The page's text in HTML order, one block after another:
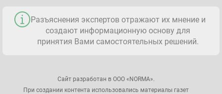
Разъяснения экспертов отражают их мнение и
создают информационную основу для
принятия Вами самостоятельных решений.
Сайт разработан в ООО «NORMA».
При создании контента использовались материалы газет